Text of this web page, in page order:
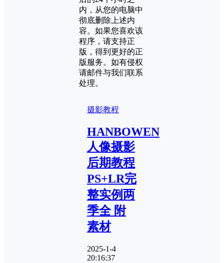
内，从您的电脑中
彻底删除上述内
容。如果您喜欢该
程序，请支持正
版，得到更好的正
版服务。如有侵权
请邮件与我们联系
处理。
摄影教程
HANBOWEN
人像摄影
后期教程
PS+LR完
整实例两
季全 附
素材
2025-1-4
20:16:37